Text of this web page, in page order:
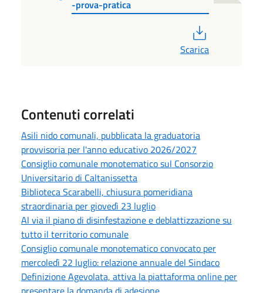
-prova-pratica
Scarica
Contenuti correlati
Asili nido comunali, pubblicata la graduatoria
provvisoria per l'anno educativo 2026/2027
Consiglio comunale monotematico sul Consorzio
Universitario di Caltanissetta
Biblioteca Scarabelli, chiusura pomeridiana
straordinaria per giovedì 23 luglio
Al via il piano di disinfestazione e deblattizzazione su
tutto il territorio comunale
Consiglio comunale monotematico convocato per
mercoledì 22 luglio: relazione annuale del Sindaco
Definizione Agevolata, attiva la piattaforma online per